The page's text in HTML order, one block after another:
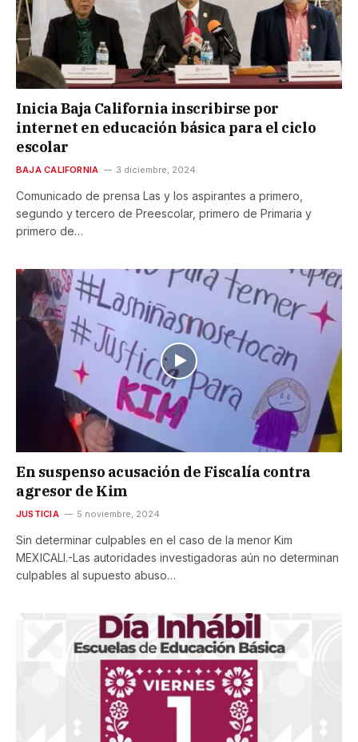
Inicia Baja California inscribirse por
internet en educación básica para el ciclo
escolar
BAJA CALIFORNIA 3 diciembre, 2024
Comunicado de prensa Las y los aspirantes a primero,
segundo y tercero de Preescolar, primero de Primaria y
primero de…
En suspenso acusación de Fiscalía contra
agresor de Kim
JUSTICIA 5 noviembre, 2024
Sin determinar culpables en el caso de la menor Kim
MEXICALI.-Las autoridades investigadoras aún no determinan
culpables al supuesto abuso…